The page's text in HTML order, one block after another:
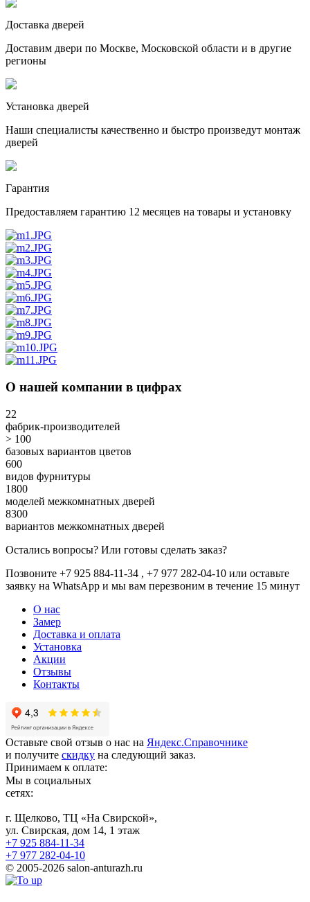
Доставка дверей
Доставим двери по Москве, Московской области и в другие
регионы
Установка дверей
Наши специалисты качественно и быстро произведут монтаж
дверей
Гарантия
Предоставляем гарантию 12 месяцев на товары и установку
О нашей компании в цифрах
22
фабрик-производителей
> 100
базовых вариантов цветов
600
видов фурнитуры
1800
моделей межкомнатных дверей
8300
вариантов межкомнатных дверей
Остались вопросы? Или готовы сделать заказ?
Позвоните +7 925 884-11-34 , +7 977 282-04-10 или оставьте
заявку на WhatsApp и мы вам перезвоним в течение 15 минут
О нас
Замер
Доставка и оплата
Установка
Акции
Отзывы
Контакты
Оставьте свой отзыв о нас на Яндекс.Справочнике
и получите скидку на следующий заказ.
Принимаем к оплате:
Мы в социальных
сетях:
г. Щелково, ТЦ «На Свирской»,
ул. Свирская, дом 14, 1 этаж
+7 925 884-11-34
+7 977 282-04-10
© 2005-2026 salon-anturazh.ru